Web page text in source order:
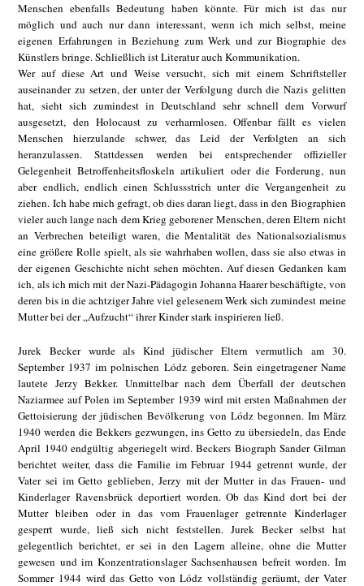
Menschen ebenfalls Bedeutung haben könnte. Für mich ist das nur
möglich und auch nur dann interessant, wenn ich mich selbst, meine
eigenen Erfahrungen in Beziehung zum Werk und zur Biographie des
Künstlers bringe. Schließlich ist Literatur auch Kommunikation.
Wer auf diese Art und Weise versucht, sich mit einem Schriftsteller
auseinander zu setzen, der unter der Verfolgung durch die Nazis gelitten
hat, sieht sich zumindest in Deutschland sehr schnell dem Vorwurf
ausgesetzt, den Holocaust zu verharmlosen. Offenbar fällt es vielen
Menschen hierzulande schwer, das Leid der Verfolgten an sich
heranzulassen. Stattdessen werden bei entsprechender offizieller
Gelegenheit Betroffenheitsfloskeln artikuliert oder die Forderung, nun
aber endlich, endlich einen Schlussstrich unter die Vergangenheit zu
ziehen. Ich habe mich gefragt, ob dies daran liegt, dass in den Biographien
vieler auch lange nach dem Krieg geborener Menschen, deren Eltern nicht
an Verbrechen beteiligt waren, die Mentalität des Nationalsozialismus
eine größere Rolle spielt, als sie wahrhaben wollen, dass sie also etwas in
der eigenen Geschichte nicht sehen möchten. Auf diesen Gedanken kam
ich, als ich mich mit der Nazi-Pädagogin Johanna Haarer beschäftigte, von
deren bis in die achtziger Jahre viel gelesenem Werk sich zumindest meine
Mutter bei der „Aufzucht“ ihrer Kinder stark inspirieren ließ.
Jurek Becker wurde als Kind jüdischer Eltern vermutlich am 30.
September 1937 im polnischen Lódz geboren. Sein eingetragener Name
lautete Jerzy Bekker. Unmittelbar nach dem Überfall der deutschen
Naziarmee auf Polen im September 1939 wird mit ersten Maßnahmen der
Gettoisierung der jüdischen Bevölkerung von Lódz begonnen. Im März
1940 werden die Bekkers gezwungen, ins Getto zu übersiedeln, das Ende
April 1940 endgültig abgeriegelt wird. Beckers Biograph Sander Gilman
berichtet weiter, dass die Familie im Februar 1944 getrennt wurde, der
Vater sei im Getto geblieben, Jerzy mit der Mutter in das Frauen- und
Kinderlager Ravensbrück deportiert worden. Ob das Kind dort bei der
Mutter bleiben oder in das vom Frauenlager getrennte Kinderlager
gesperrt wurde, ließ sich nicht feststellen. Jurek Becker selbst hat
gelegentlich berichtet, er sei in den Lagern alleine, ohne die Mutter
gewesen und im Konzentrationslager Sachsenhausen befreit worden. Im
Sommer 1944 wird das Getto von Lódz vollständig geräumt, der Vater